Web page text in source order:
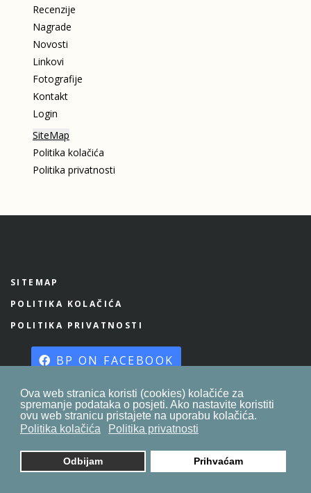
Ova web stranica koristi (cookies) kolačiće za
spremanje podataka o posjeti. Ako nastavite koristiti
ovu web stranicu pristajete na uporabu kolačića.
Politika kolačića
Politika privatnosti
Odbijam Prihvaćam
Recenzije
Nagrade
Novosti
Linkovi
Fotografije
Kontakt
Login
SiteMap
Politika kolačića
Politika privatnosti
SITEMAP
POLITIKA KOLAČIĆA
POLITIKA PRIVATNOSTI
BP ON FACEBOOK
© 2023. byznaor.com